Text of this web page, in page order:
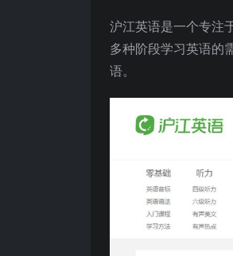
沪江英语是一个专注
多种阶段学习英语的
语。